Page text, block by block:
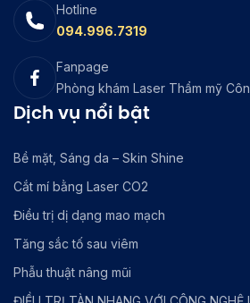
Hotline
094.996.7319
Fanpage
Phòng khám Laser Thẩm mỹ
Dịch vụ nổi bật
Bề mặt, Sáng da – Skin Shine
Cắt mí bằng Laser CO2
Điều trị dị dạng mao mạch
Tăng sắc tố sau viêm
Phẫu thuật nâng mũi